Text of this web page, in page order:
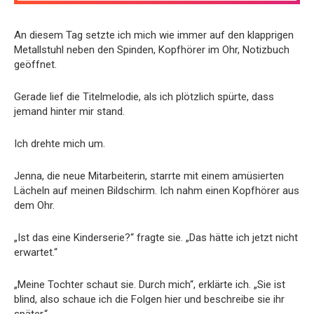
An diesem Tag setzte ich mich wie immer auf den klapprigen
Metallstuhl neben den Spinden, Kopfhörer im Ohr, Notizbuch
geöffnet.
Gerade lief die Titelmelodie, als ich plötzlich spürte, dass
jemand hinter mir stand.
Ich drehte mich um.
Jenna, die neue Mitarbeiterin, starrte mit einem amüsierten
Lächeln auf meinen Bildschirm. Ich nahm einen Kopfhörer aus
dem Ohr.
„Ist das eine Kinderserie?“ fragte sie. „Das hätte ich jetzt nicht
erwartet.“
„Meine Tochter schaut sie. Durch mich“, erklärte ich. „Sie ist
blind, also schaue ich die Folgen hier und beschreibe sie ihr